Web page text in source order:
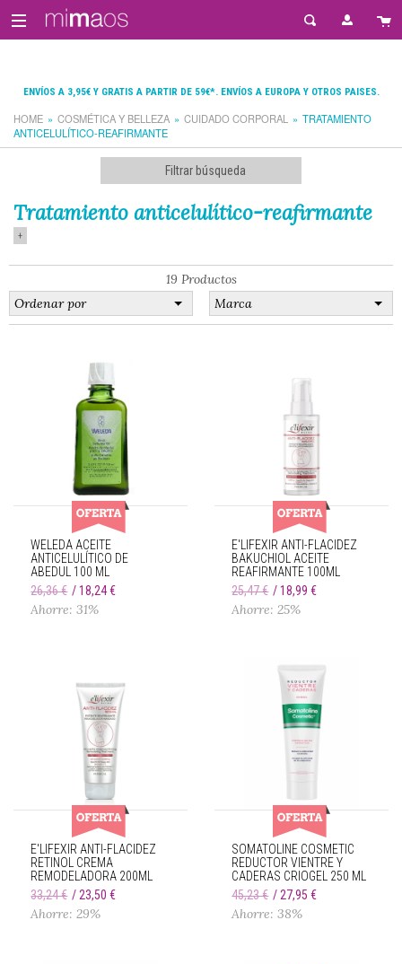
ENVÍOS A 3,95€ Y GRATIS A PARTIR DE 59€*. ENVÍOS A EUROPA Y OTROS PAISES.
HOME COSMÉTICA Y BELLEZA CUIDADO CORPORAL
TRATAMIENTO
ANTICELULÍTICO-REAFIRMANTE
Filtrar búsqueda
Tratamiento anticelulítico-reafirmante
+
19 Productos
WELEDA ACEITE
ANTICELULÍTICO DE
ABEDUL 100 ML
26,36 €
18,24 €
Ahorre: 31%
E'LIFEXIR ANTI-FLACIDEZ
BAKUCHIOL ACEITE
REAFIRMANTE 100ML
25,47 €
18,99 €
Ahorre: 25%
E'LIFEXIR ANTI-FLACIDEZ
RETINOL CREMA
REMODELADORA 200ML
33,24 €
23,50 €
Ahorre: 29%
SOMATOLINE COSMETIC
REDUCTOR VIENTRE Y
CADERAS CRIOGEL 250 ML
45,23 €
27,95 €
Ahorre: 38%